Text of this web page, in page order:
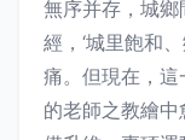
無序并存，城
經，‘城里飽和
痛。但現在，
的老師之教繪